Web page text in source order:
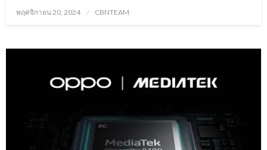
Posted
พฤศจิกายน 20, 2024 CBNTEAM